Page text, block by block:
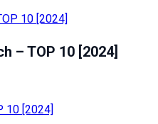
– TOP 10 [2024]